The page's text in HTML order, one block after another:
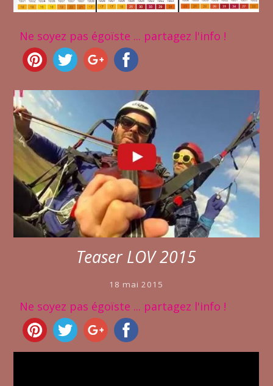
Ne soyez pas égoïste ... partagez l'info !
Teaser LOV 2015
18 mai 2015
Ne soyez pas égoïste ... partagez l'info !